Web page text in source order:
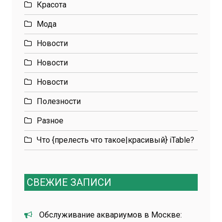
Красота
Мода
Новости
Новости
Новости
Полезности
Разное
Что {прелесть что такое|красивый} iTable?
СВЕЖИЕ ЗАПИСИ
Обслуживание аквариумов в Москве: